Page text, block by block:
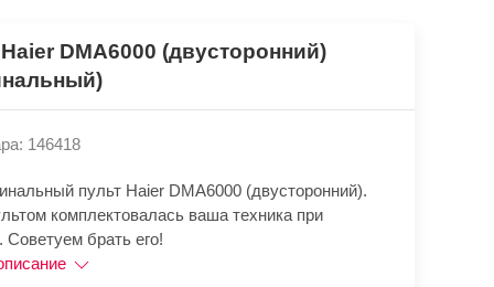
DMA6000 (двусторонний)
146418
пульт Haier DMA6000 (двусторонний).
комплектовалась ваша техника при
Советуем брать его!